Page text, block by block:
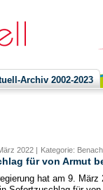
Archiv 2002-2023
2022 | Kategorie:
für von Armut
hat am 9.